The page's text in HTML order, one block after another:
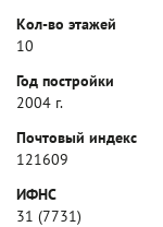
Кол-во этажей
10
Год постройки
2004 г.
Почтовый индекс
121609
ИФНС
31 (7731)